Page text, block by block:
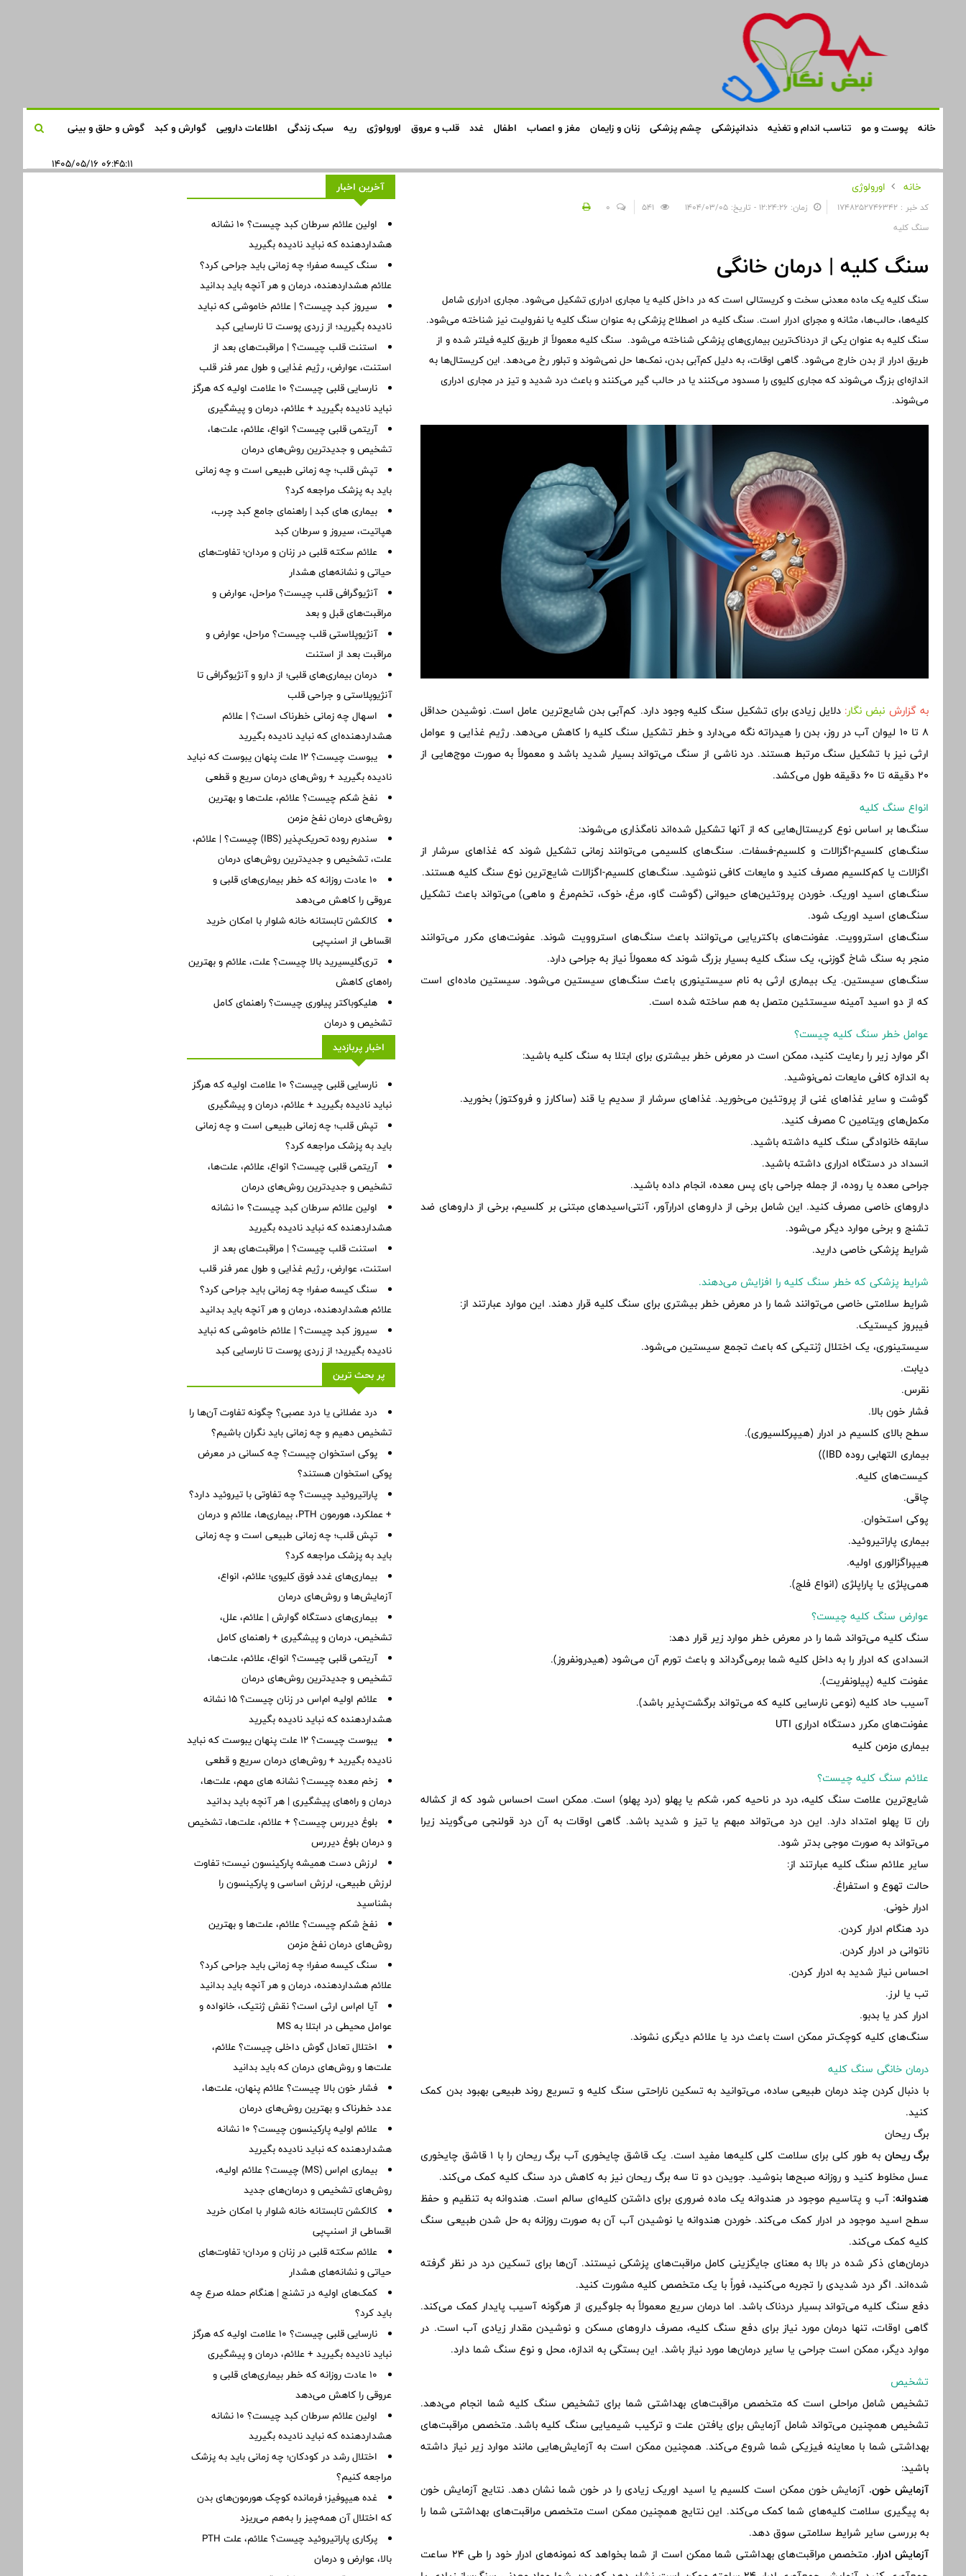
خانه پوست و مو تناسب اندام و تغذیه دندانپزشکی چشم پزشکی زنان و زایمان مغز و اعصاب اطفال غدد قلب و عروق اورولوژی ریه سبک زندگی اطلاعات دارویی گوارش و کبد گوش و حلق و بینی
۰۶:۴۵:۱۱ ۱۴۰۵/۰۵/۱۶
خانه
اورولوژی
کد خبر : 1748252746342 زمان: ۱۲:۲۴:۲۶ - تاریخ: ۱۴۰۴/۰۳/۰۵
0
سنگ کلیه
سنگ کلیه | درمان خانگی
سنگ کلیه یک ماده معدنی سخت و کریستالی است که در داخل کلیه یا مجاری ادراری تشکیل می‌شود. مجاری ادراری شامل
کلیه‌ها، حالب‌ها، مثانه و مجرای ادرار است. سنگ کلیه در اصطلاح پزشکی به عنوان سنگ کلیه یا نفرولیت نیز شناخته می‌شود.
سنگ کلیه به عنوان یکی از دردناک‌ترین بیماری‌های پزشکی شناخته می‌شود. سنگ کلیه معمولاً از طریق کلیه فیلتر شده و از
طریق ادرار از بدن خارج می‌شود. گاهی اوقات، به دلیل کم‌آبی بدن، نمک‌ها حل نمی‌شوند و تبلور رخ می‌دهد. این کریستال‌ها به
اندازه‌ای بزرگ می‌شوند که مجاری کلیوی را مسدود می‌کنند یا در حالب گیر می‌کنند و باعث درد شدید و تیز در مجاری ادراری
می‌شوند.
به گزارش نبض نگار: دلایل زیادی برای تشکیل سنگ کلیه وجود دارد. کم‌آبی بدن شایع‌ترین عامل است. نوشیدن حداقل
8 تا 10 لیوان آب در روز، بدن را هیدراته نگه می‌دارد و خطر تشکیل سنگ کلیه را کاهش می‌دهد. رژیم غذایی و عوامل
ارثی نیز با تشکیل سنگ مرتبط هستند. درد ناشی از سنگ می‌تواند بسیار شدید باشد و معمولاً به صورت موج‌هایی از
20 دقیقه تا 60 دقیقه طول می‌کشد.
انواع سنگ کلیه
سنگ‌ها بر اساس نوع کریستال‌هایی که از آنها تشکیل شده‌اند نامگذاری می‌شوند:
سنگ‌های کلسیم-اگزالات و کلسیم-فسفات. سنگ‌های کلسیمی می‌توانند زمانی تشکیل شوند که غذاهای سرشار از
اگزالات یا کم‌کلسیم مصرف کنید و مایعات کافی ننوشید. سنگ‌های کلسیم-اگزالات شایع‌ترین نوع سنگ کلیه هستند.
سنگ‌های اسید اوریک. خوردن پروتئین‌های حیوانی (گوشت گاو، مرغ، خوک، تخم‌مرغ و ماهی) می‌تواند باعث تشکیل
سنگ‌های اسید اوریک شود.
سنگ‌های استروویت. عفونت‌های باکتریایی می‌توانند باعث سنگ‌های استروویت شوند. عفونت‌های مکرر می‌توانند
منجر به سنگ شاخ گوزنی، یک سنگ کلیه بسیار بزرگ شوند که معمولاً نیاز به جراحی دارد.
سنگ‌های سیستین. یک بیماری ارثی به نام سیستینوری باعث سنگ‌های سیستین می‌شود. سیستین ماده‌ای است
که از دو اسید آمینه سیستئین متصل به هم ساخته شده است.
عوامل خطر سنگ کلیه چیست؟
اگر موارد زیر را رعایت کنید، ممکن است در معرض خطر بیشتری برای ابتلا به سنگ کلیه باشید:
به اندازه کافی مایعات نمی‌نوشید.
گوشت و سایر غذاهای غنی از پروتئین می‌خورید. غذاهای سرشار از سدیم یا قند (ساکارز و فروکتوز) بخورید.
مکمل‌های ویتامین C مصرف کنید.
سابقه خانوادگی سنگ کلیه داشته باشید.
انسداد در دستگاه ادراری داشته باشید.
جراحی معده یا روده، از جمله جراحی بای پس معده، انجام داده باشید.
داروهای خاصی مصرف کنید. این شامل برخی از داروهای ادرارآور، آنتی‌اسیدهای مبتنی بر کلسیم، برخی از داروهای ضد
تشنج و برخی موارد دیگر می‌شود.
شرایط پزشکی خاصی دارید.
شرایط پزشکی که خطر سنگ کلیه را افزایش می‌دهند.
شرایط سلامتی خاصی می‌توانند شما را در معرض خطر بیشتری برای سنگ کلیه قرار دهند. این موارد عبارتند از:
فیبروز کیستیک.
سیستینوری، یک اختلال ژنتیکی که باعث تجمع سیستین می‌شود.
دیابت.
نقرس.
فشار خون بالا.
سطح بالای کلسیم در ادرار (هیپرکلسیوری).
بیماری التهابی روده IBD))
کیست‌های کلیه.
چاقی.
پوکی استخوان.
بیماری پاراتیروئید.
هیپراگزالوری اولیه.
همی‌پلژی یا پاراپلژی (انواع فلج).
عوارض سنگ کلیه چیست؟
سنگ کلیه می‌تواند شما را در معرض خطر موارد زیر قرار دهد:
انسدادی که ادرار را به داخل کلیه شما برمی‌گرداند و باعث تورم آن می‌شود (هیدرونفروز).
عفونت کلیه (پیلونفریت).
آسیب حاد کلیه (نوعی نارسایی کلیه که می‌تواند برگشت‌پذیر باشد).
عفونت‌های مکرر دستگاه ادراری UTI
بیماری مزمن کلیه
علائم سنگ کلیه چیست؟
شایع‌ترین علامت سنگ کلیه، درد در ناحیه کمر، شکم یا پهلو (درد پهلو) است. ممکن است احساس شود که از کشاله
ران تا پهلو امتداد دارد. این درد می‌تواند مبهم یا تیز و شدید باشد. گاهی اوقات به آن درد قولنجی می‌گویند زیرا
می‌تواند به صورت موجی بدتر شود.
سایر علائم سنگ کلیه عبارتند از:
حالت تهوع و استفراغ.
ادرار خونی.
درد هنگام ادرار کردن.
ناتوانی در ادرار کردن.
احساس نیاز شدید به ادرار کردن.
تب یا لرز.
ادرار کدر یا بدبو.
سنگ‌های کلیه کوچک‌تر ممکن است باعث درد یا علائم دیگری نشوند.
درمان خانگی سنگ کلیه
با دنبال کردن چند درمان طبیعی ساده، می‌توانید به تسکین ناراحتی سنگ کلیه و تسریع روند طبیعی بهبود بدن کمک
کنید.
برگ ریحان
برگ ریحان
به طور کلی برای سلامت کلی کلیه‌ها مفید است. یک قاشق چایخوری آب برگ ریحان را با 1 قاشق چایخوری
عسل مخلوط کنید و روزانه صبح‌ها بنوشید. جویدن دو تا سه برگ ریحان نیز به کاهش درد سنگ کلیه کمک می‌کند.
هندوانه: آب و پتاسیم موجود در هندوانه یک ماده ضروری برای داشتن کلیه‌ای سالم است. هندوانه به تنظیم و حفظ
سطح اسید موجود در ادرار کمک می‌کند. خوردن هندوانه یا نوشیدن آب آن به صورت روزانه به حل شدن طبیعی سنگ
کلیه کمک می‌کند.
درمان‌های ذکر شده در بالا به معنای جایگزینی کامل مراقبت‌های پزشکی نیستند. آن‌ها برای تسکین درد در نظر گرفته
شده‌اند. اگر درد شدیدی را تجربه می‌کنید، فوراً با یک متخصص کلیه مشورت کنید.
دفع سنگ کلیه می‌تواند بسیار دردناک باشد. اما درمان سریع معمولاً به جلوگیری از هرگونه آسیب پایدار کمک می‌کند.
گاهی اوقات، تنها درمان مورد نیاز برای دفع سنگ کلیه، مصرف داروهای مسکن و نوشیدن مقدار زیادی آب است. در
موارد دیگر، ممکن است جراحی یا سایر درمان‌ها مورد نیاز باشد. این بستگی به اندازه، محل و نوع سنگ شما دارد.
تشخیص
تشخیص شامل مراحلی است که متخصص مراقبت‌های بهداشتی شما برای تشخیص سنگ کلیه شما انجام می‌دهد.
تشخیص همچنین می‌تواند شامل آزمایش برای یافتن علت و ترکیب شیمیایی سنگ کلیه باشد. متخصص مراقبت‌های
بهداشتی شما با معاینه فیزیکی شما شروع می‌کند. همچنین ممکن است به آزمایش‌هایی مانند موارد زیر نیاز داشته
باشید:
آزمایش خون. آزمایش خون ممکن است کلسیم یا اسید اوریک زیادی را در خون شما نشان دهد. نتایج آزمایش خون
به پیگیری سلامت کلیه‌های شما کمک می‌کند. این نتایج همچنین ممکن است متخصص مراقبت‌های بهداشتی شما را
به بررسی سایر شرایط سلامتی سوق دهد.
آزمایش ادرار.
متخصص مراقبت‌های بهداشتی شما ممکن است از شما بخواهد که نمونه‌های ادرار خود را طی 24 ساعت
آخرین اخبار
اولین علائم سرطان کبد چیست؟ ۱۰ نشانه
هشداردهنده که نباید نادیده بگیرید
سنگ کیسه صفرا؛ چه زمانی باید جراحی کرد؟
علائم هشداردهنده، درمان و هر آنچه باید بدانید
سیروز کبد چیست؟ | علائم خاموشی که نباید
نادیده بگیرید؛ از زردی پوست تا نارسایی کبد
استنت قلب چیست؟ | مراقبت‌های بعد از
استنت، عوارض، رژیم غذایی و طول عمر فنر قلب
نارسایی قلبی چیست؟ ۱۰ علامت اولیه که هرگز
نباید نادیده بگیرید + علائم، درمان و پیشگیری
آریتمی قلبی چیست؟ انواع، علائم، علت‌ها،
تشخیص و جدیدترین روش‌های درمان
تپش قلب؛ چه زمانی طبیعی است و چه زمانی
باید به پزشک مراجعه کرد؟
بیماری های کبد | راهنمای جامع کبد چرب،
هپاتیت، سیروز و سرطان کبد
علائم سکته قلبی در زنان و مردان؛ تفاوت‌های
حیاتی و نشانه‌های هشدار
آنژیوگرافی قلب چیست؟ مراحل، عوارض و
مراقبت‌های قبل و بعد
آنژیوپلاستی قلب چیست؟ مراحل، عوارض و
مراقبت بعد از استنت
درمان بیماری‌های قلبی؛ از دارو و آنژیوگرافی تا
آنژیوپلاستی و جراحی قلب
اسهال چه زمانی خطرناک است؟ | علائم
هشداردهنده‌ای که نباید نادیده بگیرید
یبوست چیست؟ ۱۲ علت پنهان یبوست که نباید
نادیده بگیرید + روش‌های درمان سریع و قطعی
نفخ شکم چیست؟ علائم، علت‌ها و بهترین
روش‌های درمان نفخ مزمن
سندرم روده تحریک‌پذیر (IBS) چیست؟ | علائم،
علت، تشخیص و جدیدترین روش‌های درمان
۱۰ عادت روزانه که خطر بیماری‌های قلبی و
عروقی را کاهش می‌دهد
کالکشن تابستانه خانه شلوار با امکان خرید
اقساطی از اسنپ‌پی
تری‌گلیسیرید بالا چیست؟ علت، علائم و بهترین
راه‌های کاهش
هلیکوباکتر پیلوری چیست؟ راهنمای کامل
تشخیص و درمان
اخبار پربازدید
نارسایی قلبی چیست؟ ۱۰ علامت اولیه که هرگز
نباید نادیده بگیرید + علائم، درمان و پیشگیری
تپش قلب؛ چه زمانی طبیعی است و چه زمانی
باید به پزشک مراجعه کرد؟
آریتمی قلبی چیست؟ انواع، علائم، علت‌ها،
تشخیص و جدیدترین روش‌های درمان
اولین علائم سرطان کبد چیست؟ ۱۰ نشانه
هشداردهنده که نباید نادیده بگیرید
استنت قلب چیست؟ | مراقبت‌های بعد از
استنت، عوارض، رژیم غذایی و طول عمر فنر قلب
سنگ کیسه صفرا؛ چه زمانی باید جراحی کرد؟
علائم هشداردهنده، درمان و هر آنچه باید بدانید
سیروز کبد چیست؟ | علائم خاموشی که نباید
نادیده بگیرید؛ از زردی پوست تا نارسایی کبد
پر بحث ترین
درد عضلانی یا درد عصبی؟ چگونه تفاوت آن‌ها را
تشخیص دهیم و چه زمانی باید نگران باشیم؟
پوکی استخوان چیست؟ چه کسانی در معرض
پوکی استخوان هستند؟
پاراتیروئید چیست؟ چه تفاوتی با تیروئید دارد؟
+ عملکرد، هورمون PTH، بیماری‌ها، علائم و درمان
تپش قلب؛ چه زمانی طبیعی است و چه زمانی
باید به پزشک مراجعه کرد؟
بیماری‌های غدد فوق کلیوی؛ علائم، انواع،
آزمایش‌ها و روش‌های درمان
بیماری‌های دستگاه گوارش | علائم، علل،
تشخیص، درمان و پیشگیری + راهنمای کامل
آریتمی قلبی چیست؟ انواع، علائم، علت‌ها،
تشخیص و جدیدترین روش‌های درمان
علائم اولیه ام‌اس در زنان چیست؟ ۱۵ نشانه
هشداردهنده که نباید نادیده بگیرید
یبوست چیست؟ ۱۲ علت پنهان یبوست که نباید
نادیده بگیرید + روش‌های درمان سریع و قطعی
زخم معده چیست؟ نشانه های مهم، علت‌ها،
درمان و راه‌های پیشگیری | هر آنچه باید بدانید
بلوغ دیررس چیست؟ + علائم، علت‌ها، تشخیص
و درمان بلوغ دیررس
لرزش دست همیشه پارکینسون نیست؛ تفاوت
لرزش طبیعی، لرزش اساسی و پارکینسون را
بشناسید
نفخ شکم چیست؟ علائم، علت‌ها و بهترین
روش‌های درمان نفخ مزمن
سنگ کیسه صفرا؛ چه زمانی باید جراحی کرد؟
علائم هشداردهنده، درمان و هر آنچه باید بدانید
آیا ام‌اس ارثی است؟ نقش ژنتیک، خانواده و
عوامل محیطی در ابتلا به MS
اختلال تعادل گوش داخلی چیست؟ علائم،
علت‌ها و روش‌های درمان که باید بدانید
فشار خون بالا چیست؟ علائم پنهان، علت‌ها،
عدد خطرناک و بهترین روش‌های درمان
علائم اولیه پارکینسون چیست؟ ۱۰ نشانه
هشداردهنده که نباید نادیده بگیرید
بیماری ام‌اس (MS) چیست؟ علائم اولیه،
روش‌های تشخیص و درمان‌های جدید
کالکشن تابستانه خانه شلوار با امکان خرید
اقساطی از اسنپ‌پی
علائم سکته قلبی در زنان و مردان؛ تفاوت‌های
حیاتی و نشانه‌های هشدار
کمک‌های اولیه در تشنج | هنگام حمله صرع چه
باید کرد؟
نارسایی قلبی چیست؟ ۱۰ علامت اولیه که هرگز
نباید نادیده بگیرید + علائم، درمان و پیشگیری
۱۰ عادت روزانه که خطر بیماری‌های قلبی و
عروقی را کاهش می‌دهد
اولین علائم سرطان کبد چیست؟ ۱۰ نشانه
هشداردهنده که نباید نادیده بگیرید
اختلال رشد در کودکان؛ چه زمانی باید به پزشک
مراجعه کنیم؟
غده هیپوفیز؛ فرمانده کوچک هورمون‌های بدن
که اختلال آن همه‌چیز را به‌هم می‌ریزد
پرکاری پاراتیروئید چیست؟ علائم، علت PTH
بالا، عوارض و درمان